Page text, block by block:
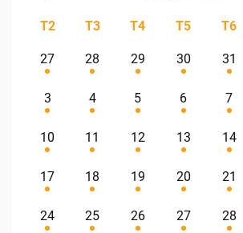
T2 T3 T4 T5 T6
27 28 29 30 31
3 4 5 6 7
10 11 12 13 14
17 18 19 20 21
24 25 26 27 28